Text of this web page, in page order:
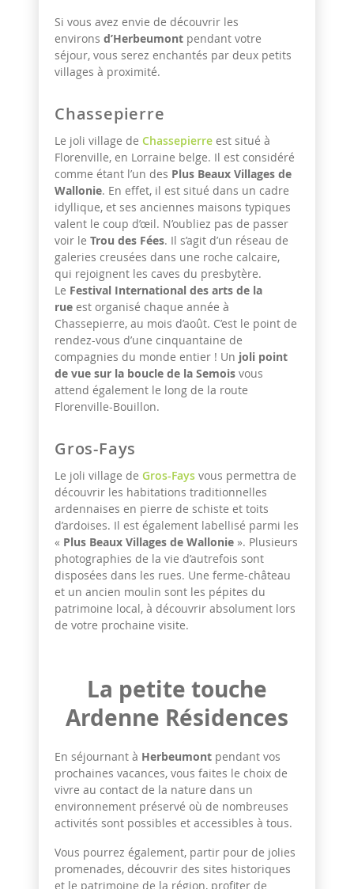
Si vous avez envie de découvrir les
environs d’Herbeumont pendant votre
séjour, vous serez enchantés par deux petits
villages à proximité.
Chassepierre
Le joli village de Chassepierre est situé à
Florenville, en Lorraine belge. Il est considéré
comme étant l’un des Plus Beaux Villages de
Wallonie. En effet, il est situé dans un cadre
idyllique, et ses anciennes maisons typiques
valent le coup d’œil. N’oubliez pas de passer
voir le Trou des Fées. Il s’agit d’un réseau de
galeries creusées dans une roche calcaire,
qui rejoignent les caves du presbytère.
Le Festival International des arts de la
rue est organisé chaque année à
Chassepierre, au mois d’août. C’est le point de
rendez-vous d’une cinquantaine de
compagnies du monde entier ! Un joli point
de vue sur la boucle de la Semois vous
attend également le long de la route
Florenville-Bouillon.
Gros-Fays
Le joli village de Gros-Fays vous permettra de
découvrir les habitations traditionnelles
ardennaises en pierre de schiste et toits
d’ardoises. Il est également labellisé parmi les
« Plus Beaux Villages de Wallonie ». Plusieurs
photographies de la vie d’autrefois sont
disposées dans les rues. Une ferme-château
et un ancien moulin sont les pépites du
patrimoine local, à découvrir absolument lors
de votre prochaine visite.
La petite touche
Ardenne Résidences
En séjournant à Herbeumont pendant vos
prochaines vacances, vous faites le choix de
vivre au contact de la nature dans un
environnement préservé où de nombreuses
activités sont possibles et accessibles à tous.
Vous pourrez également, partir pour de jolies
promenades, découvrir des sites historiques
et le patrimoine de la région, profiter de